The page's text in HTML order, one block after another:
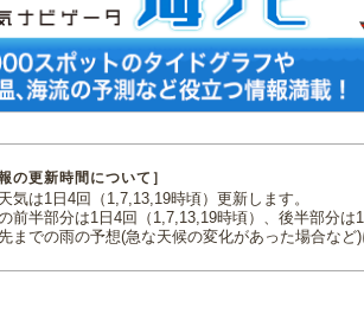
の更新時間について］
気は1日4回（1,7,13,19時頃）更新します。
前半部分は1日4回（1,7,13,19時頃）、後半部分は
までの雨の予想(急な天候の変化があった場合など